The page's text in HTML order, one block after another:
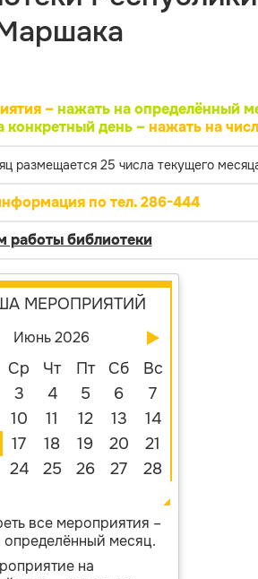
– нажать на определённый
конкретный день –нажать на
размещается 25 числа текущего
по тел. 286-444
работы библиотеки
МЕРОПРИЯТИЙ
Июнь 2026
Ср Чт Пт Сб
Вс
3 4 5 6
7
10 11 12 13
14
17 18 19 20
21
24 25 26 27
28
все мероприятия –
определённый месяц.
на